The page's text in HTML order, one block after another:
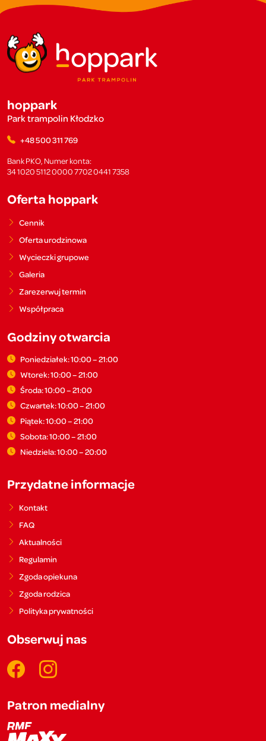
hoppark
Park trampolin Kłodzko
+48 500 311 769
Bank PKO, Numer konta:
34 1020 5112 0000 7702 0441 7358
Oferta hoppark
Cennik
Oferta urodzinowa
Wycieczki grupowe
Galeria
Zarezerwuj termin
Współpraca
Godziny otwarcia
Poniedziałek: 10:00 – 21:00
Wtorek: 10:00 – 21:00
Środa: 10:00 – 21:00
Czwartek: 10:00 – 21:00
Piątek: 10:00 – 21:00
Sobota: 10:00 – 21:00
Niedziela: 10:00 – 20:00
Przydatne informacje
Kontakt
FAQ
Aktualności
Regulamin
Zgoda opiekuna
Zgoda rodzica
Polityka prywatności
Obserwuj nas
Patron medialny